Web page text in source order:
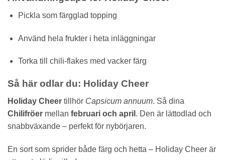
Pickla som färgglad topping
Använd hela frukter i heta inläggningar
Torka till chili-flakes med vacker färg
Så här odlar du: Holiday Cheer
Holiday Cheer tillhör Capsicum annuum. Så dina
Chilifröer mellan februari och april . Den är lättodlad och
snabbväxande – perfekt för nybörjaren.
En sort som sprider både färg och hetta – Holiday Cheer är